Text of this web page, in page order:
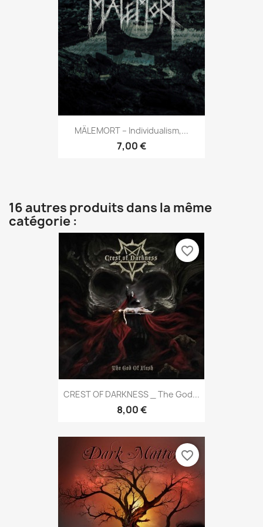
MÄLEMORT – Individualism,...
7,00 €
16 autres produits dans la même
catégorie :
CREST OF DARKNESS _ The God...
8,00 €
favorite_border
favorite_border